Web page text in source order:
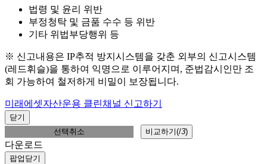
법령 및 윤리 위반
부정청탁 및 금품 수수 등 위반
기타 위법부당행위 등
※ 신고내용은 IP추적 방지시스템을 갖춘 외부의 신고시스템
(레드휘슬)을 통하여 익명으로 이루어지며, 준법감시인만 조
회 가능하여 철저하게 비밀이 보장됩니다.
미래에셋자산운용 클린채널 신고하기
닫기
선택취소
비교하기(/3)
다운로드
팝업닫기